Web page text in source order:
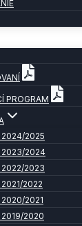
PROGRAM
2024/2025
2023/2024
2022/2023
2022
2020/2021
2019/2020